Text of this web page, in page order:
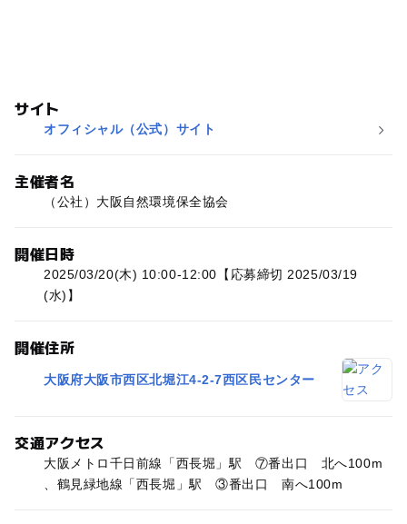
サイト
オフィシャル（公式）サイト
主催者名
（公社）大阪自然環境保全協会
開催日時
2025/03/20(木) 10:00-12:00【応募締切 2025/03/19
(水)】
開催住所
大阪府大阪市西区北堀江4-2-7西区民センター
交通アクセス
大阪メトロ千日前線「西長堀」駅 ⑦番出口 北へ100m
、鶴見緑地線「西長堀」駅 ③番出口 南へ100m